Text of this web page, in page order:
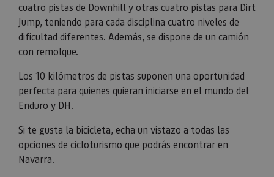
cuatro pistas de Downhill y otras cuatro pistas para Dirt
Jump, teniendo para cada disciplina cuatro niveles de
dificultad diferentes. Además, se dispone de un camión
con remolque.
Los 10 kilómetros de pistas suponen una oportunidad
perfecta para quienes quieran iniciarse en el mundo del
Enduro y DH.
Si te gusta la bicicleta, echa un vistazo a todas las
opciones de cicloturismo que podrás encontrar en
Navarra.